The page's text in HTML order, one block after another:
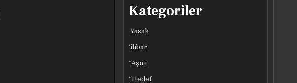
Kategoriler
Yasak
‘ihbar
“Aşırı
“Hedef